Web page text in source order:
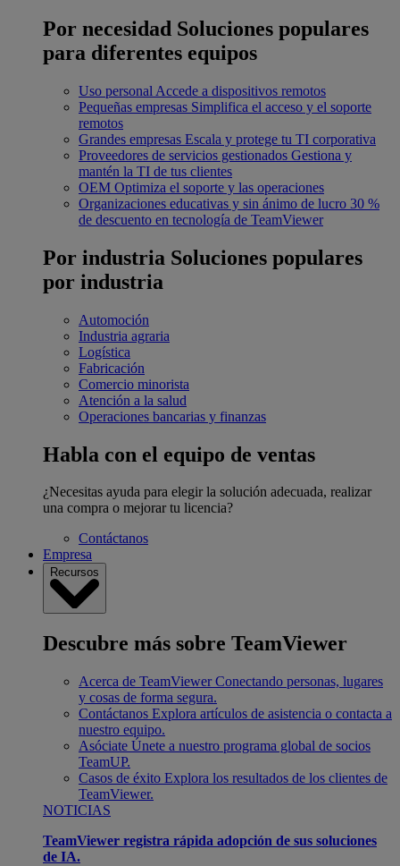
Por necesidad Soluciones populares
para diferentes equipos
Uso personal Accede a dispositivos remotos
Pequeñas empresas Simplifica el acceso y el soporte
remotos
Grandes empresas Escala y protege tu TI corporativa
Proveedores de servicios gestionados Gestiona y
mantén la TI de tus clientes
OEM Optimiza el soporte y las operaciones
Organizaciones educativas y sin ánimo de lucro 30 %
de descuento en tecnología de TeamViewer
Por industria Soluciones populares
por industria
Automoción
Industria agraria
Logística
Fabricación
Comercio minorista
Atención a la salud
Operaciones bancarias y finanzas
Habla con el equipo de ventas
¿Necesitas ayuda para elegir la solución adecuada, realizar
una compra o mejorar tu licencia?
Contáctanos
Empresa
Recursos
Descubre más sobre TeamViewer
Acerca de TeamViewer Conectando personas, lugares
y cosas de forma segura.
Contáctanos Explora artículos de asistencia o contacta a
nuestro equipo.
Asóciate Únete a nuestro programa global de socios
TeamUP.
Casos de éxito Explora los resultados de los clientes de
TeamViewer.
NOTICIAS
TeamViewer registra rápida adopción de sus soluciones
de IA.